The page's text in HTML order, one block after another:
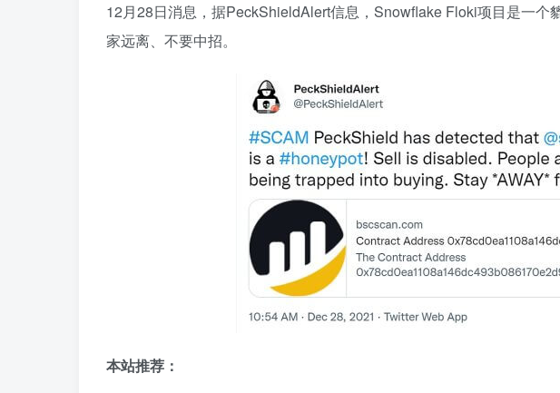
12月28日消息，据PeckShieldAlert信息，Snowflake Floki项目是一个
家远离、不要中招。
本站推荐：